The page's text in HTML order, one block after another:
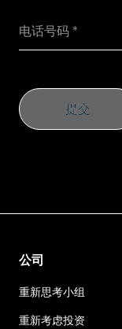
提交
提交
公司
重新思考小组
重新考虑投资